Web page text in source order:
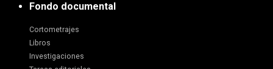
Fondo documental
Cortometrajes
Libros
Investigaciones